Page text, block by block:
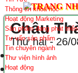
Thông tin khoa học
Hoạt động Marketing
Sản phẩm đang phát triển
Tư vấn sản phẩm
Tin chuyên ngành
Thư viện hình ảnh
Hoạt động
Châu
Thứ hai - 26/